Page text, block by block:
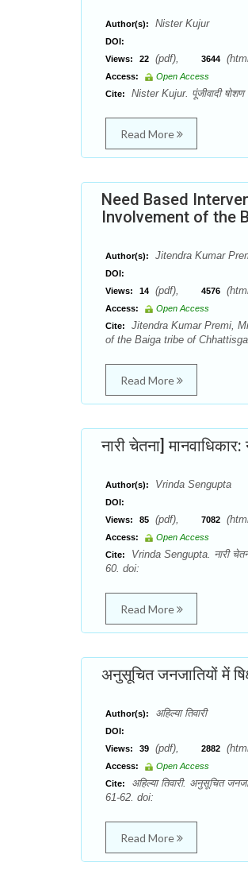
Author(s): Nister Kujur
DOI:
Views:
22 (pdf), 3644
Access:
Open Access
Cite:
Nister Kujur. पूंजीवादी
Read More
Need Based
Involvement of the
Author(s): Jitendra Kumar
DOI:
Views:
14 (pdf), 4576
Access:
Open Access
Cite:
Jitendra Kumar Premi,
of the Baiga tribe of
Read More
नारी चेतना]
Author(s): Vrinda Sengupta
DOI:
Views:
85 (pdf), 7082
Access:
Open Access
Cite:
Vrinda Sengupta. नारी
60. doi:
Read More
अनुसूचित जनजातियों में
Author(s): अहिल्या तिवारी
DOI:
Views:
39 (pdf), 2882
Access:
Open Access
Cite:
अहिल्या तिवारी. अनुसूचित
61-62. doi:
Read More